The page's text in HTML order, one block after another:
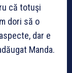
că totuşi
dori să o
dar e
Manda.